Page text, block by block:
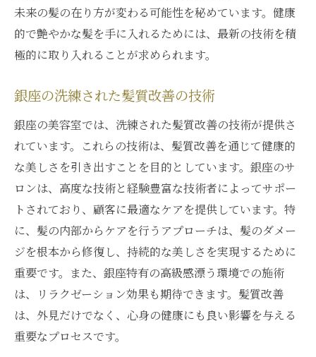
未来の髪の在り方が変わる可能性を秘めています。健康
的で艶やかな髪を手に入れるためには、最新の技術を積
極的に取り入れることが求められます。
銀座の洗練された髪質改善の技術
銀座の美容室では、洗練された髪質改善の技術が提供さ
れています。これらの技術は、髪質改善を通じて健康的
な美しさを引き出すことを目的としています。銀座のサ
ロンは、高度な技術と経験豊富な技術者によってサポー
トされており、顧客に最適なケアを提供しています。特
に、髪の内部からケアを行うアプローチは、髪のダメー
ジを根本から修復し、持続的な美しさを実現するために
重要です。また、銀座特有の高級感漂う環境での施術
は、リラクゼーション効果も期待できます。髪質改善
は、外見だけでなく、心身の健康にも良い影響を与える
重要なプロセスです。